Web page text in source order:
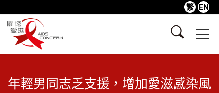
繁 EN
年輕男同志乏支援，增加愛滋感染風